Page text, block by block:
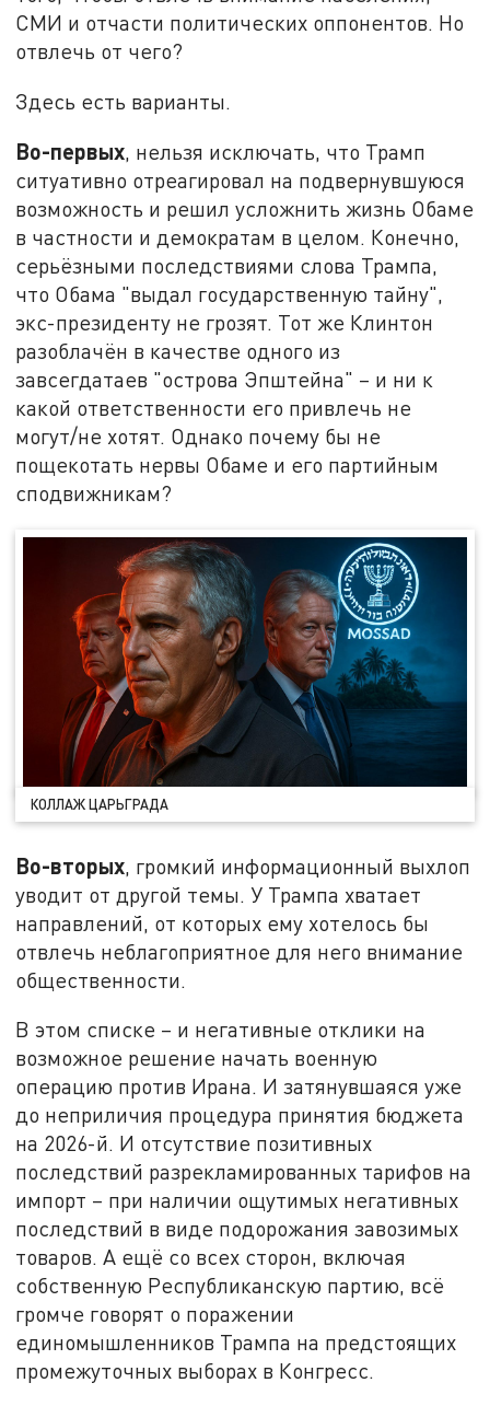
СМИ и отчасти политических оппонентов. Но
отвлечь от чего?
Здесь есть варианты.
Во-первых, нельзя исключать, что Трамп
ситуативно отреагировал на подвернувшуюся
возможность и решил усложнить жизнь Обаме
в частности и демократам в целом. Конечно,
серьёзными последствиями слова Трампа,
что Обама "выдал государственную тайну",
экс-президенту не грозят. Тот же Клинтон
разоблачён в качестве одного из
завсегдатаев "острова Эпштейна" – и ни к
какой ответственности его привлечь не
могут/не хотят. Однако почему бы не
пощекотать нервы Обаме и его партийным
сподвижникам?
КОЛЛАЖ ЦАРЬГРАДА
Во-вторых, громкий информационный выхлоп
уводит от другой темы. У Трампа хватает
направлений, от которых ему хотелось бы
отвлечь неблагоприятное для него внимание
общественности.
В этом списке – и негативные отклики на
возможное решение начать военную
операцию против Ирана. И затянувшаяся уже
до неприличия процедура принятия бюджета
на 2026-й. И отсутствие позитивных
последствий разрекламированных тарифов на
импорт – при наличии ощутимых негативных
последствий в виде подорожания завозимых
товаров. А ещё со всех сторон, включая
собственную Республиканскую партию, всё
громче говорят о поражении
единомышленников Трампа на предстоящих
промежуточных выборах в Конгресс.